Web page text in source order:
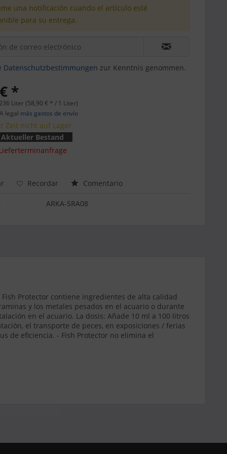
una notificación cuando el artículo esté
para su entrega.
Datenschutzbestimmungen zur Kenntnis genommen.
*
Liter (58,90 € * / 1 Liter)
legal más gastos de envío
Zeit nicht auf Lager
Aktueller Bestand
Recordar Comentario
ARKA-SRA08
Protector contiene ingredientes de alta calidad
y los metales pesados en el acuario o durante
en el acuario. La dosis: Añade 10 ml a 100 litros
el transporte de peces, en exposiciones / ferias
de eficiencia. - Fish Protector no elimina el